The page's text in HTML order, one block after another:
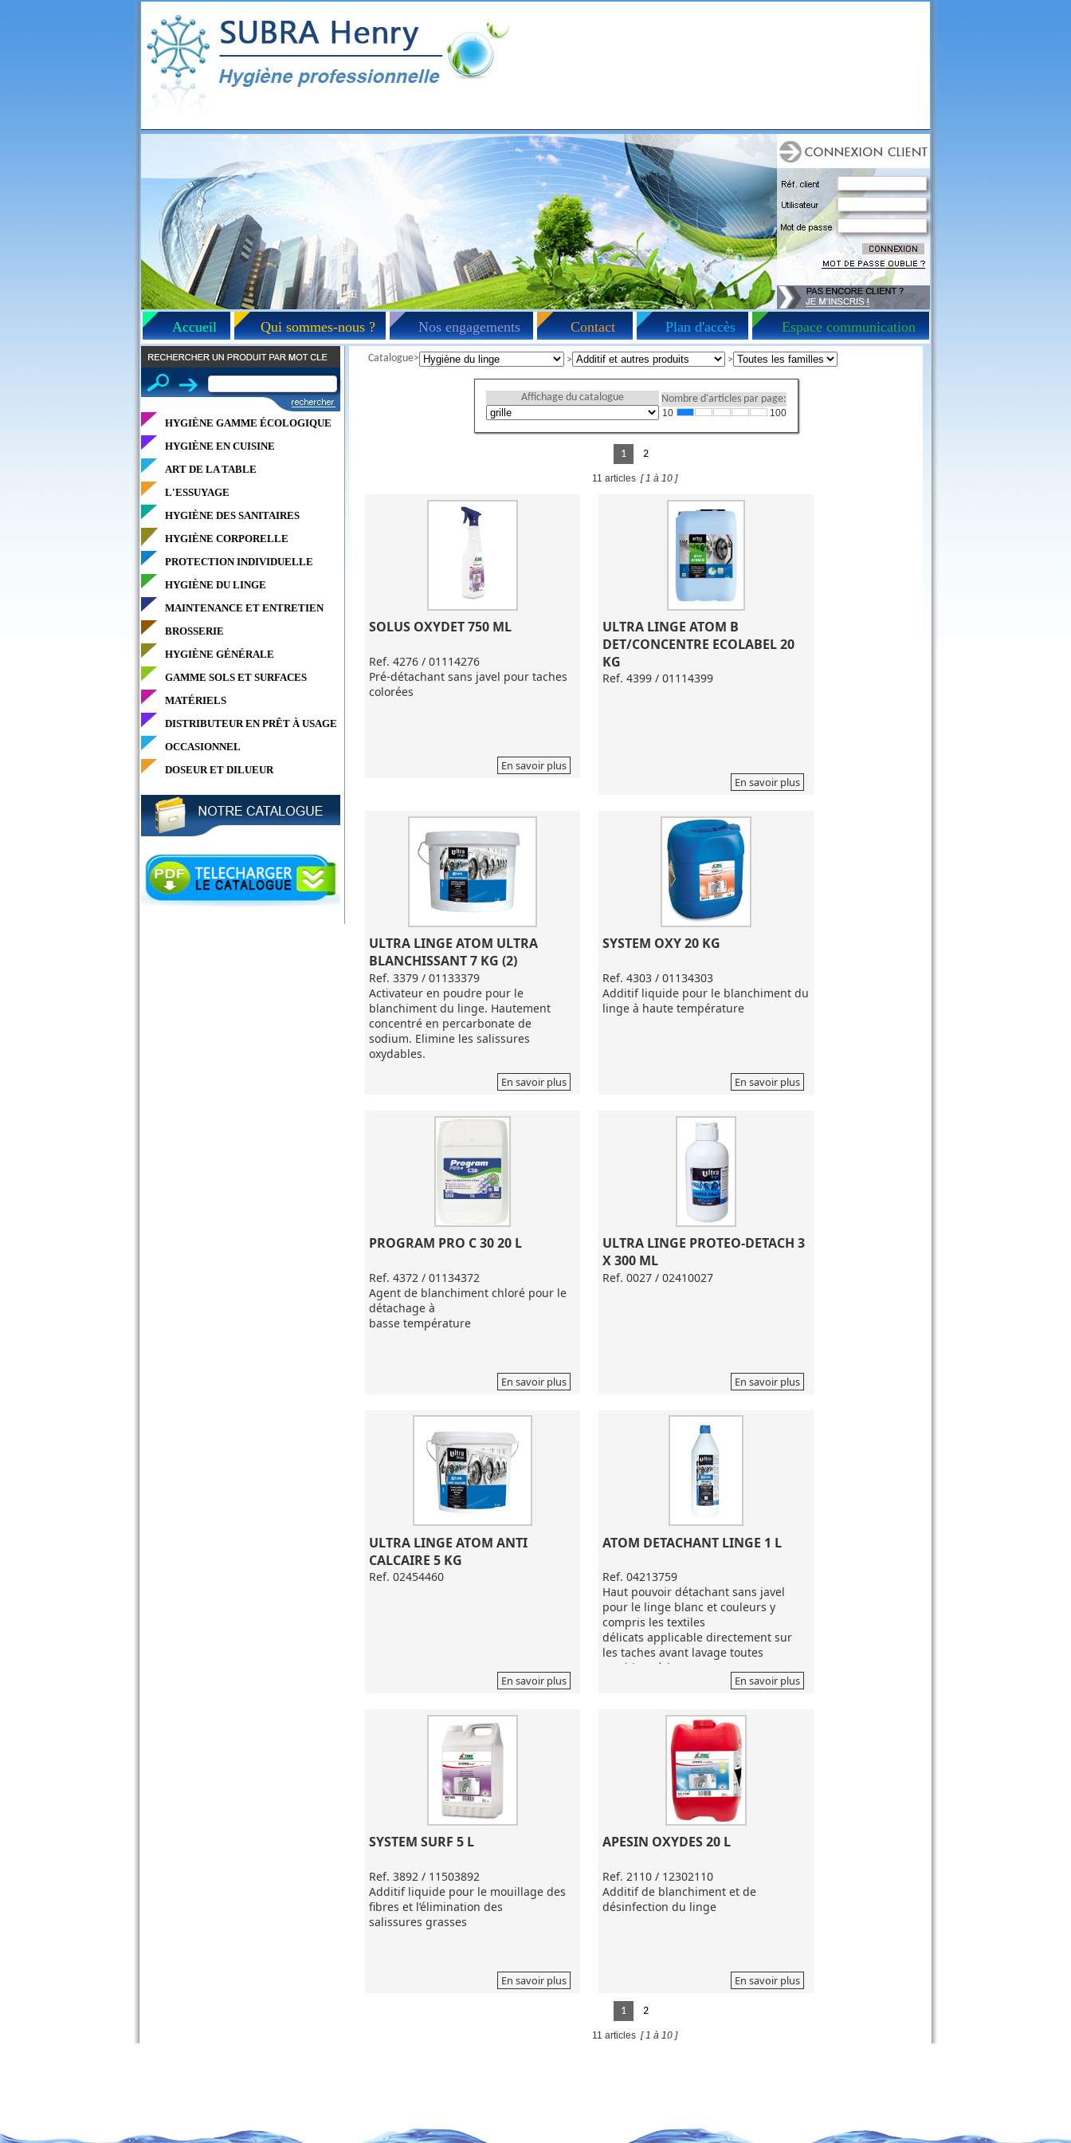
Accueil Qui sommes-nous ? Nos engagements Contact Plan d'accès Espace communication
HYGIÈNE GAMME ÉCOLOGIQUE
HYGIÈNE EN CUISINE
ART DE LA TABLE
L'ESSUYAGE
HYGIÈNE DES SANITAIRES
HYGIÈNE CORPORELLE
PROTECTION INDIVIDUELLE
HYGIÈNE DU LINGE
MAINTENANCE ET ENTRETIEN
BROSSERIE
HYGIÈNE GÉNÉRALE
GAMME SOLS ET SURFACES
MATÉRIELS
DISTRIBUTEUR EN PRÊT À USAGE
OCCASIONNEL
DOSEUR ET DILUEUR
Catalogue
Affichage du catalogue Nombre d'articles par page:
10 100
1 2
11 articles [ 1 à 10 ]
SOLUS OXYDET 750 ML
Ref. 4276 / 01114276
Pré-détachant sans javel pour taches
colorées
En savoir plus
ULTRA LINGE ATOM B
DET/CONCENTRE ECOLABEL 20
KG
Ref. 4399 / 01114399
En savoir plus
ULTRA LINGE ATOM ULTRA
BLANCHISSANT 7 KG (2)
Ref. 3379 / 01133379
Activateur en poudre pour le
blanchiment du linge. Hautement
concentré en percarbonate de
sodium. Elimine les salissures
oxydables.
En savoir plus
SYSTEM OXY 20 KG
Ref. 4303 / 01134303
Additif liquide pour le blanchiment du
linge à haute température
En savoir plus
PROGRAM PRO C 30 20 L
Ref. 4372 / 01134372
Agent de blanchiment chloré pour le
détachage à
basse température
En savoir plus
ULTRA LINGE PROTEO-DETACH 3
X 300 ML
Ref. 0027 / 02410027
En savoir plus
ULTRA LINGE ATOM ANTI
CALCAIRE 5 KG
Ref. 02454460
En savoir plus
ATOM DETACHANT LINGE 1 L
Ref. 04213759
Haut pouvoir détachant sans javel
pour le linge blanc et couleurs y
compris les textiles
délicats applicable directement sur
les taches avant lavage toutes
machines à laver
En savoir plus
SYSTEM SURF 5 L
Ref. 3892 / 11503892
Additif liquide pour le mouillage des
fibres et l’élimination des
salissures grasses
En savoir plus
APESIN OXYDES 20 L
Ref. 2110 / 12302110
Additif de blanchiment et de
désinfection du linge
En savoir plus
1 2
11 articles [ 1 à 10 ]